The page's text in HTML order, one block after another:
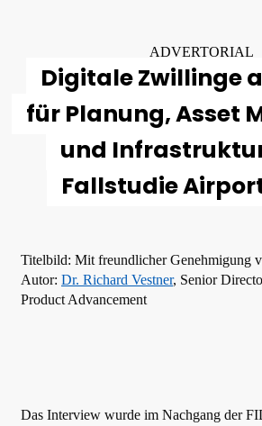
ADVERTORIAL
Digitale Zwillinge
für Planung, Asset
und
Fallstudie
Titelbild: Mit freundlicher Genehmigung
Autor: Dr. Richard Vestner, Senior
Product Advancement
Das Interview wurde im Nachgang der